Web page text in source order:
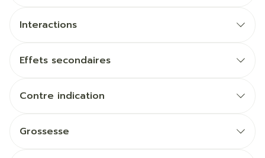
Interactions
Effets secondaires
Contre indication
Grossesse